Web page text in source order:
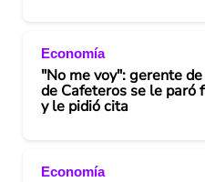
Economía
"No me voy": gerente
de Cafeteros se le paró
y le pidió cita
Economía